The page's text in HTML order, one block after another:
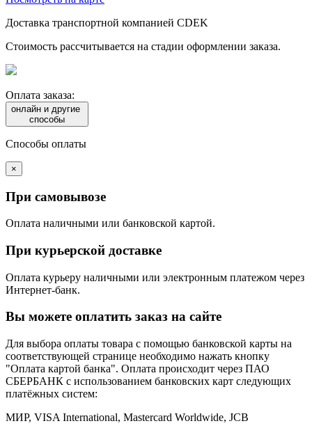
Доставка транспортной компанией CDEK
Стоимость рассчитывается на стадии оформлении заказа.
Оплата заказа:
онлайн и другие
способы
Способы оплаты
×
При самовывозе
Оплата наличными или банковской картой.
При курьерской доставке
Оплата курьеру наличными или электронным платежом через
Интернет-банк.
Вы можете оплатить заказ на сайте
Для выбора оплаты товара с помощью банковской карты на
соответствующей странице необходимо нажать кнопку
"Оплата картой банка". Оплата происходит через ПАО
СБЕРБАНК с использованием банковских карт следующих
платёжных систем:
МИР, VISA International, Mastercard Worldwide, JCB